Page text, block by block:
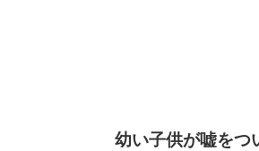
幼い子供が嘘をつ